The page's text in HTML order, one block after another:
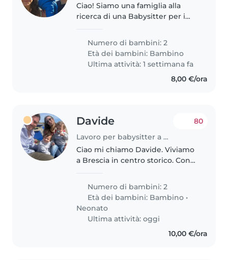
Ciao! Siamo una famiglia alla
ricerca di una Babysitter per i
anni e l'altro di un anno e mezzo.
Orario e giorni da concordare di
mese in mese. Meglio..
Numero di bambini: 2
Età dei bambini: Bambino
Ultima attività: 1 settimana fa
8,00 €/ora
Davide
Lavoro per babysitter a Brescia
80
Ciao mi chiamo Davide. Viviamo
a Brescia in centro storico. Con
una bambina di 4 anni (Ginevra)
e un bambino di 1 anno
(Ludovico). Abbiamo bisogno di
un..
Numero di bambini: 2
Età dei bambini: Bambino •
Neonato
Ultima attività: oggi
10,00 €/ora